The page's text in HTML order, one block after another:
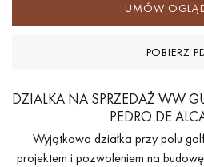
UMÓW
POBIERZ
DZIALKA NA SPRZEDAŻ WW
PEDRO DE
Wyjątkowa działka przy polu
projektem i pozwoleniem na